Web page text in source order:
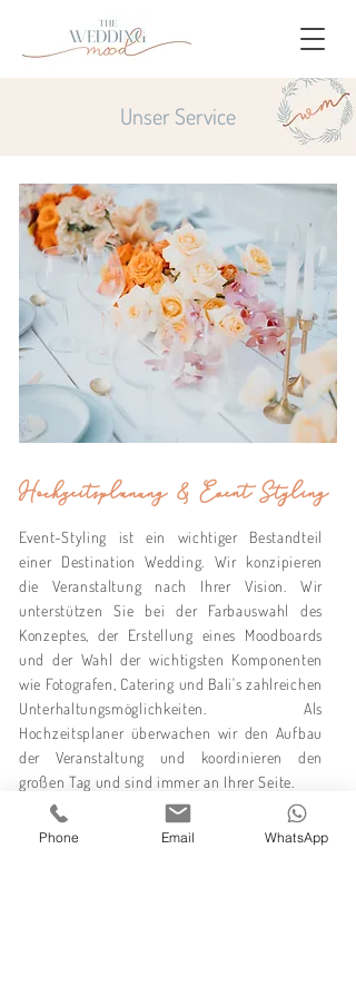
Unser Service
Hochzeitsplanung & Event Styling
Event-Styling ist ein wichtiger Bestandteil
einer Destination Wedding. Wir konzipieren
die Veranstaltung nach Ihrer Vision. Wir
unterstützen Sie bei der Farbauswahl des
Konzeptes, der Erstellung eines Moodboards
und der Wahl der wichtigsten Komponenten
wie Fotografen, Catering und Bali's zahlreichen
Unterhaltungsmöglichkeiten. Als
Hochzeitsplaner überwachen wir den Aufbau
der Veranstaltung und koordinieren den
großen Tag und sind immer an Ihrer Seite.
Erfahren Sie mehr hier..
Phone Email WhatsApp